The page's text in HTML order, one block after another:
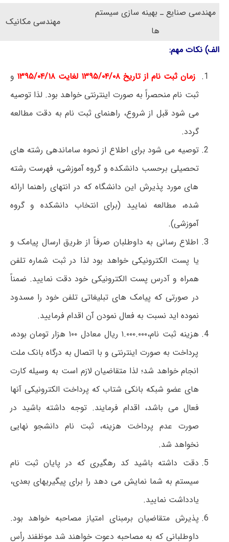
مهندسی صنایع ـ بهینه سازی سیستم
ها
مهندسی مکانیک
الف) نکات مهم:
زمان ثبت نام از تاریخ ۱۳۹۵/۰۴/۰۸ لغایت ۱۳۹۵/۰۴/۱۸
و
ثبت نام منحصراً به صورت اینترنتی خواهد بود. لذا توصیه
می شود قبل از شروع، راهنمای ثبت نام به دقت مطالعه
گردد.
توصیه می شود برای اطلاع از نحوه ساماندهی رشته های
تحصیلی برحسب دانشکده و گروه آموزشی، فهرست رشته
های مورد پذیرش این دانشگاه که در انتهای راهنما ارائه
شده، مطالعه نمایید (برای انتخاب دانشکده و گروه
آموزشی).
اطلاع رسانی به داوطلبان صرفاً از طریق ارسال پیامک و
یا پست الکترونیکی خواهد بود لذا در ثبت شماره تلفن
همراه و آدرس پست الکترونیکی خود دقت نمایید. ضمناً
در صورتی که پیامک های تبلیغاتی تلفن خود را مسدود
نموده اید نسبت به فعال نمودن آن اقدام فرمایید.
هزینه ثبت نام،۱.۰۰۰.۰۰۰ ریال معادل ۱۰۰ هزار تومان بوده،
پرداخت به صورت اینترنتی و با اتصال به درگاه بانک ملت
انجام خواهد شد؛ لذا متقاضیان لازم است به وسیله کارت
های عضو شبکه بانکی شتاب که پرداخت الکترونیکی آنها
فعال می باشد، اقدام فرمایند. توجه داشته باشید در
صورت عدم پرداخت هزینه، ثبت نام دانشجو نهایی
نخواهد شد.
دقت داشته باشید کد رهگیری که در پایان ثبت نام
سیستم به شما نمایش می دهد را برای پیگیریهای بعدی،
یادداشت نمایید.
پذیرش متقاضیان برمبنای امتیاز مصاحبه خواهد بود.
داوطلبانی که به مصاحبه دعوت خواهند شد موظفند رأس